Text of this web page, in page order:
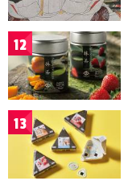
12
13